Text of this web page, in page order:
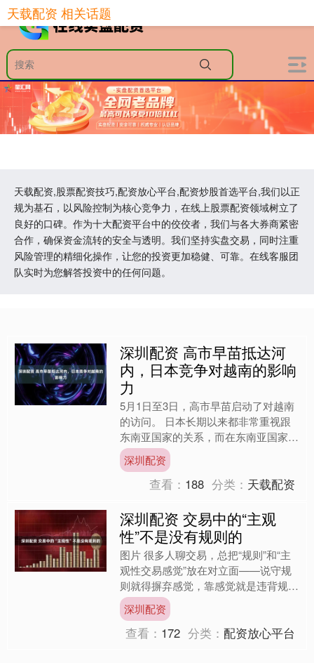
天载配资,股票配资技巧,配资放心平台,配资炒股首选平台,我们以正
规为基石，以风险控制为核心竞争力，在线上股票配资领域树立了
良好的口碑。作为十大配资平台中的佼佼者，我们与各大券商紧密
合作，确保资金流转的安全与透明。我们坚持实盘交易，同时注重
风险管理的精细化操作，让您的投资更加稳健、可靠。在线客服团
队实时为您解答投资中的任何问题。
天载配资 相关话题
深圳配资 高市早苗抵达河
内，日本竞争对越南的影响
力
5月1日至3日，高市早苗启动了对越南
的访问。 日本长期以来都非常重视跟
东南亚国家的关系，而在东南亚国家
里，菲律宾、越南和泰国更是其着力耕
耘的对象。 高市抵达河内....
深圳配资
查看： 188 分类： 天载配资
深圳配资 交易中的“主观
性”不是没有规则的
图片 很多人聊交易，总把“规则”和“主
观性交易感觉”放在对立面——说守规
则就得摒弃感觉，靠感觉就是违背规
则。 这种非黑即白的理解，恰恰误解
了交易中最核心的能力：....
深圳配资
查看： 172 分类：配资放心平台